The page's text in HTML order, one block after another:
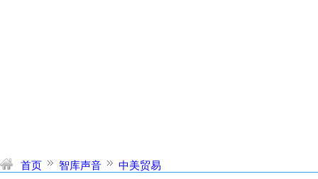
首页 智库声音 中美贸易